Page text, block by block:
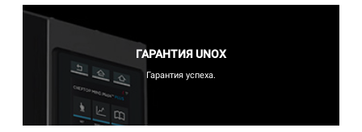
ГАРАНТИЯ UNOX
Гарантия успеха.